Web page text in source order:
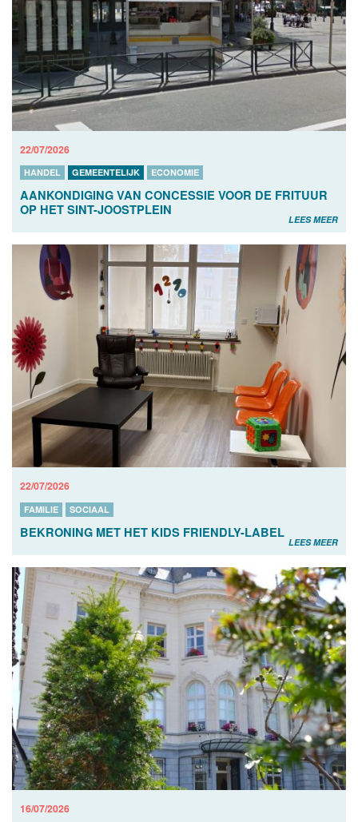
22/07/2026
HANDEL GEMEENTELIJK ECONOMIE
AANKONDIGING VAN CONCESSIE VOOR DE FRITUUR
OP HET SINT-JOOSTPLEIN
LEES MEER
22/07/2026
FAMILIE SOCIAAL
BEKRONING MET HET KIDS FRIENDLY-LABEL
LEES MEER
16/07/2026